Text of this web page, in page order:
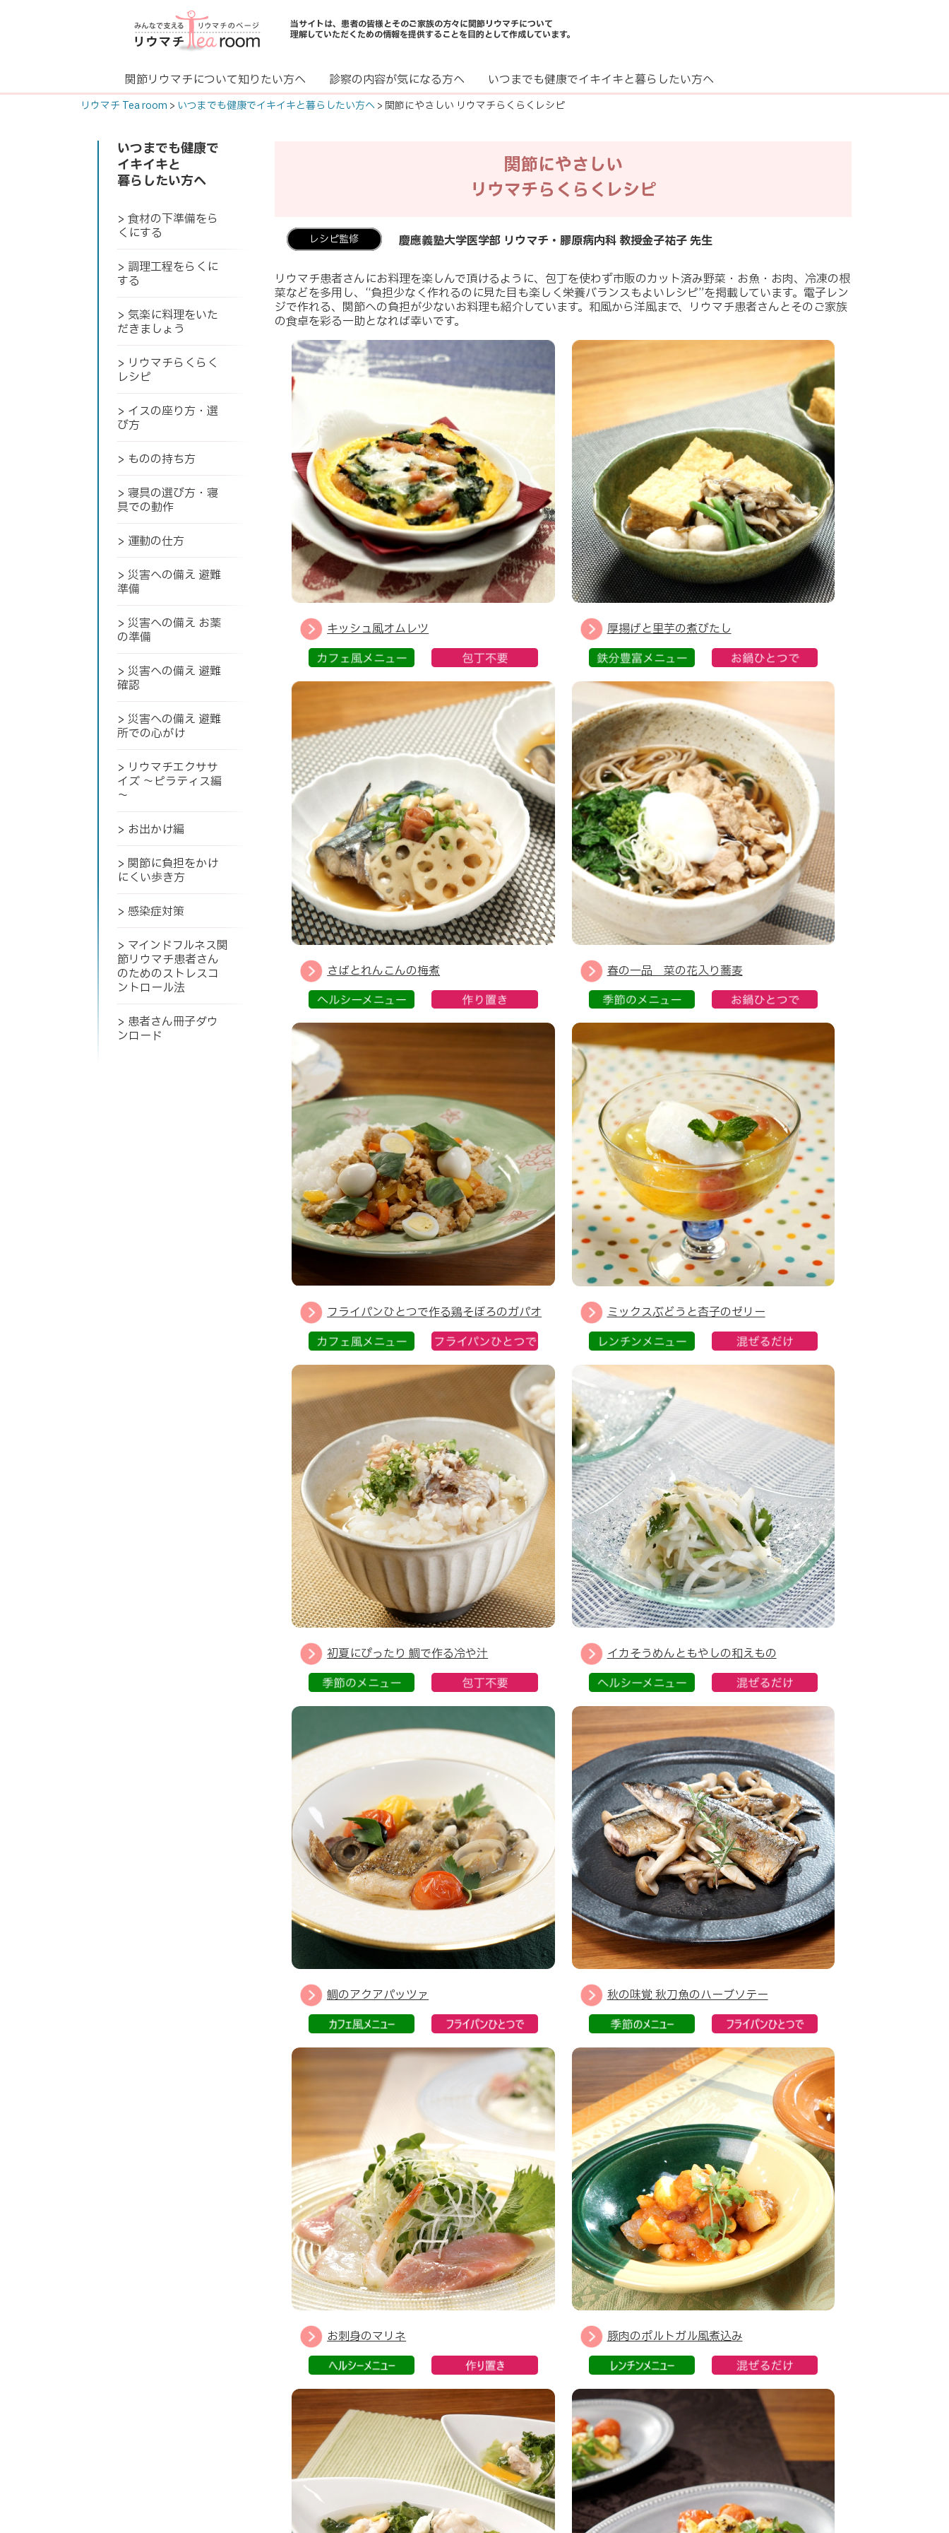
当サイトは、患者の皆様とそのご家族の方々に関節リウマチについて
理解していただくための情報を提供することを目的として作成しています。
関節リウマチについて知りたい方へ 診察の内容が気になる方へ いつまでも健康でイキイキと暮らしたい方へ
リウマチ Tea room > いつまでも健康でイキイキと暮らしたい方へ> 関節にやさしい リウマチらくらくレシピ
いつまでも健康で
イキイキと
暮らしたい方へ
> 食材の下準備をら
くにする
> 調理工程をらくに
する
> 気楽に料理をいた
だきましょう
> リウマチらくらく
レシピ
> イスの座り方・選
び方
> ものの持ち方
> 寝具の選び方・寝
具での動作
> 運動の仕方
> 災害への備え 避難
準備
> 災害への備え お薬
の準備
> 災害への備え 避難
確認
> 災害への備え 避難
所での心がけ
> リウマチエクササ
イズ ～ピラティス編
～
> お出かけ編
> 関節に負担をかけ
にくい歩き方
> 感染症対策
> マインドフルネス関
節リウマチ患者さん
のためのストレスコ
ントロール法
> 患者さん冊子ダウ
ンロード
関節にやさしい
リウマチらくらくレシピ
レシピ監修 慶應義塾大学医学部 リウマチ・膠原病内科 教授金子祐子 先生
リウマチ患者さんにお料理を楽しんで頂けるように、包丁を使わず市販のカット済み野菜・お魚・お肉、冷凍の根
菜などを多用し、“負担少なく作れるのに見た目も楽しく栄養バランスもよいレシピ”を掲載しています。電子レン
ジで作れる、関節への負担が少ないお料理も紹介しています。和風から洋風まで、リウマチ患者さんとそのご家族
の食卓を彩る一助となれば幸いです。
キッシュ風オムレツ 厚揚げと里芋の煮びたし
さばとれんこんの梅煮 春の一品 菜の花入り蕎麦
フライパンひとつで作る鶏そぼろのガパオ ミックスぶどうと杏子のゼリー
初夏にぴったり 鯛で作る冷や汁 イカそうめんともやしの和えもの
鯛のアクアパッツァ 秋の味覚 秋刀魚のハーブソテー
お刺身のマリネ 豚肉のポルトガル風煮込み